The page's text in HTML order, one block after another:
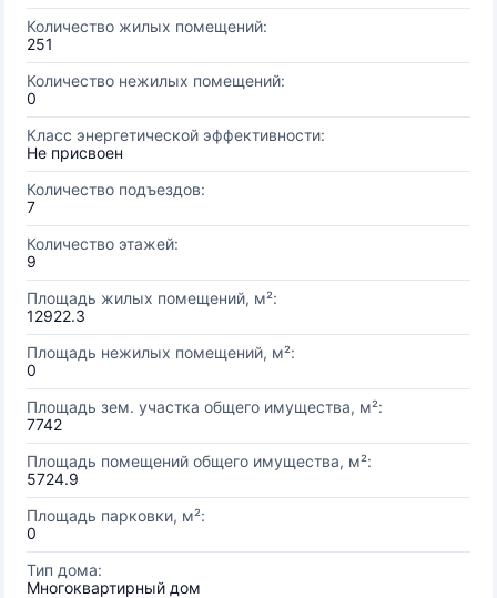
Количество жилых помещений:
251
Количество нежилых помещений:
0
Класс энергетической эффективности:
Не присвоен
Количество подъездов:
7
Количество этажей:
9
Площадь жилых помещений, м²:
12922.3
Площадь нежилых помещений, м²:
0
Площадь зем. участка общего имущества, м²:
7742
Площадь помещений общего имущества, м²:
5724.9
Площадь парковки, м²:
0
Тип дома:
Многоквартирный дом